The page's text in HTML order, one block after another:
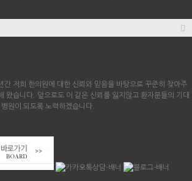
간 저희 한의원에 대한 신뢰와 믿음을 바탕으로 꾸준히 찾아주
왔습니다. 앞으로도 이 같은 신뢰를 잃지않고 환자분들의 기대
원이 되도록 노력하겠습니다.